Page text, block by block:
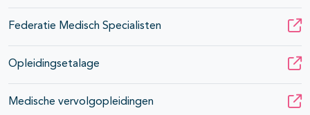
Federatie Medisch Specialisten
Opleidingsetalage
Medische vervolgopleidingen